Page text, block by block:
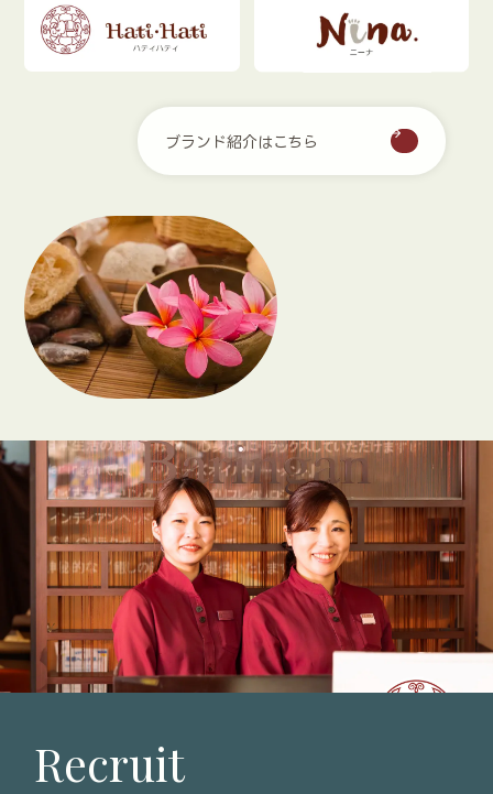
ブランド紹介はこちら
Recruit